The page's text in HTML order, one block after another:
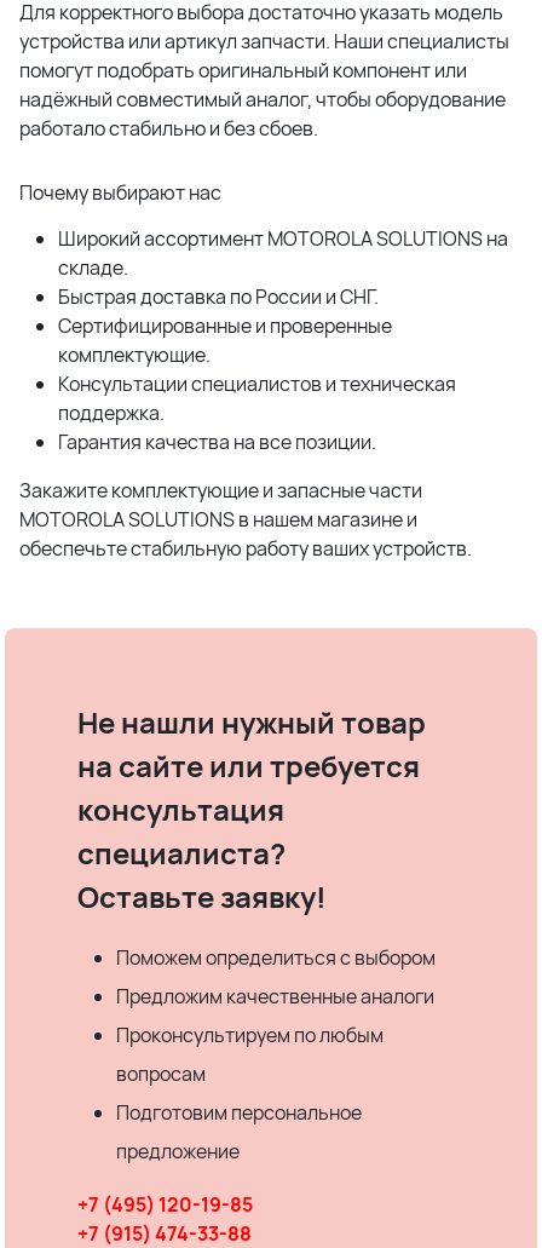
Для корректного выбора достаточно указать модель
устройства или артикул запчасти. Наши специалисты
помогут подобрать оригинальный компонент или
надёжный совместимый аналог, чтобы оборудование
работало стабильно и без сбоев.
Почему выбирают нас
Широкий ассортимент MOTOROLA SOLUTIONS на
складе.
Быстрая доставка по России и СНГ.
Сертифицированные и проверенные
комплектующие.
Консультации специалистов и техническая
поддержка.
Гарантия качества на все позиции.
Закажите комплектующие и запасные части
MOTOROLA SOLUTIONS в нашем магазине и
обеспечьте стабильную работу ваших устройств.
Не нашли нужный товар
на сайте или требуется
консультация
специалиста?
Оставьте заявку!
Поможем определиться с выбором
Предложим качественные аналоги
Проконсультируем по любым
вопросам
Подготовим персональное
предложение
+7 (495) 120-19-85
+7 (915) 474-33-88